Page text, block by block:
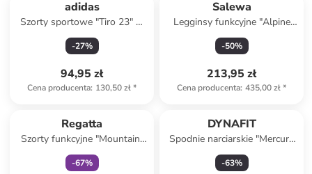
adidas
Szorty sportowe "Tiro 23" w
kolorze czarnym
-27%
94,95 zł
Cena producenta: 130,50 zł*
Salewa
Legginsy funkcyjne "Alpine
Hemp" w kolorze czarnym
-50%
213,95 zł
Cena producenta: 435,00 zł*
Regatta
Szorty funkcyjne "Mountain"
w kolorze turkusowym
-67%
DYNAFIT
Spodnie narciarskie "Mercury
2 DST" w kolorze
turkusowym
-63%